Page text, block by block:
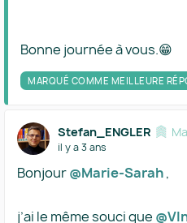
Bonne journée à vous.😁
MARQUÉ COMME MEILLEURE
Stefan_ENGLER
il y a 3 ans
Bonjour@Marie-Sarah,
j’ai le même souci que